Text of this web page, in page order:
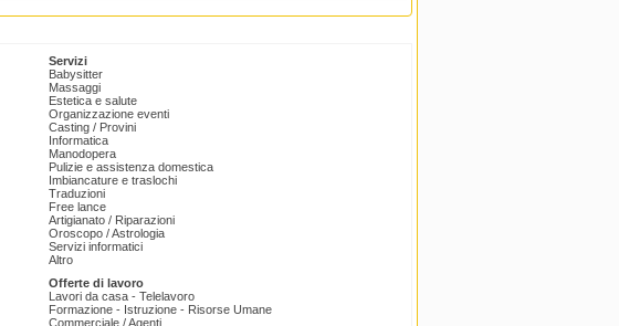
Servizi
Babysitter
Massaggi
Estetica e salute
Organizzazione eventi
Casting / Provini
Informatica
Manodopera
Pulizie e assistenza domestica
Imbiancature e traslochi
Traduzioni
Free lance
Artigianato / Riparazioni
Oroscopo / Astrologia
Servizi informatici
Altro
Offerte di lavoro
Lavori da casa - Telelavoro
Formazione - Istruzione - Risorse Umane
Commerciale / Agenti